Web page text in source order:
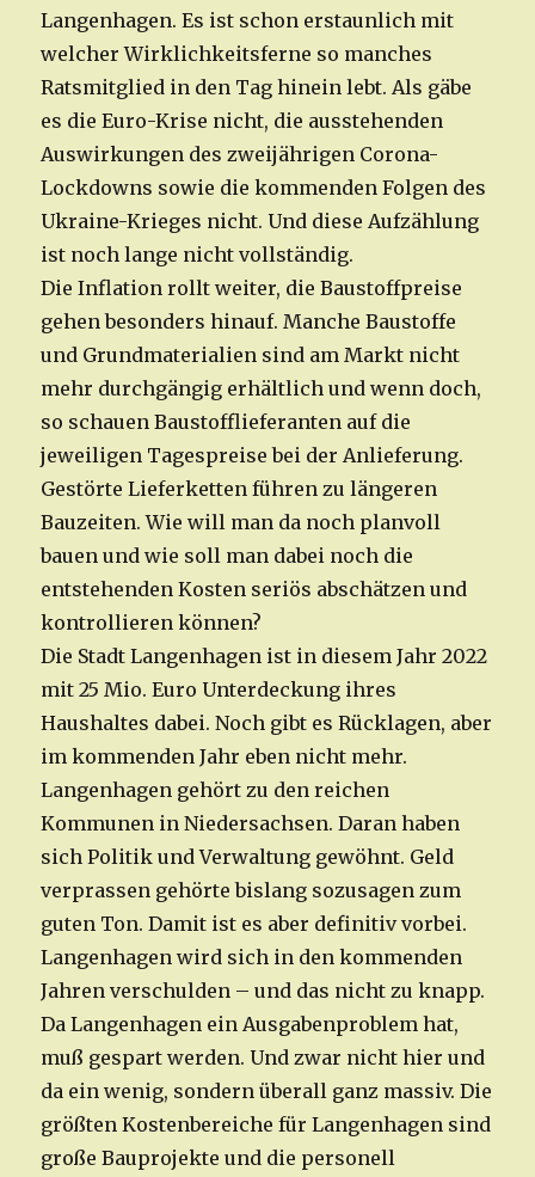
Langenhagen. Es ist schon erstaunlich mit
welcher Wirklichkeitsferne so manches
Ratsmitglied in den Tag hinein lebt. Als gäbe
es die Euro-Krise nicht, die ausstehenden
Auswirkungen des zweijährigen Corona-
Lockdowns sowie die kommenden Folgen des
Ukraine-Krieges nicht. Und diese Aufzählung
ist noch lange nicht vollständig.
Die Inflation rollt weiter, die Baustoffpreise
gehen besonders hinauf. Manche Baustoffe
und Grundmaterialien sind am Markt nicht
mehr durchgängig erhältlich und wenn doch,
so schauen Baustofflieferanten auf die
jeweiligen Tagespreise bei der Anlieferung.
Gestörte Lieferketten führen zu längeren
Bauzeiten. Wie will man da noch planvoll
bauen und wie soll man dabei noch die
entstehenden Kosten seriös abschätzen und
kontrollieren können?
Die Stadt Langenhagen ist in diesem Jahr 2022
mit 25 Mio. Euro Unterdeckung ihres
Haushaltes dabei. Noch gibt es Rücklagen, aber
im kommenden Jahr eben nicht mehr.
Langenhagen gehört zu den reichen
Kommunen in Niedersachsen. Daran haben
sich Politik und Verwaltung gewöhnt. Geld
verprassen gehörte bislang sozusagen zum
guten Ton. Damit ist es aber definitiv vorbei.
Langenhagen wird sich in den kommenden
Jahren verschulden – und das nicht zu knapp.
Da Langenhagen ein Ausgabenproblem hat,
muß gespart werden. Und zwar nicht hier und
da ein wenig, sondern überall ganz massiv. Die
größten Kostenbereiche für Langenhagen sind
große Bauprojekte und die personell